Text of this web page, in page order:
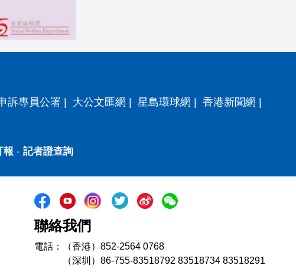
訴專員公署 大公文匯網 星島環球網 香港新聞網
報 - 記者證查詢
聯絡我們
電話：（香港）852-2564 0768
（深圳）86-755-83518792 83518734 83518291